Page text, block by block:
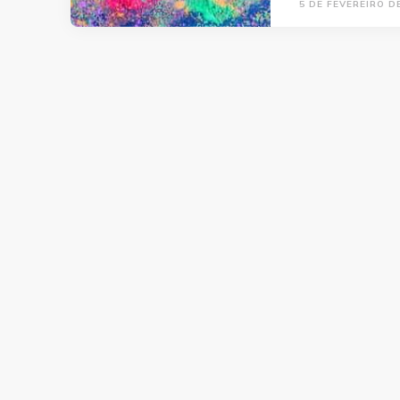
5 DE FEVEREIRO